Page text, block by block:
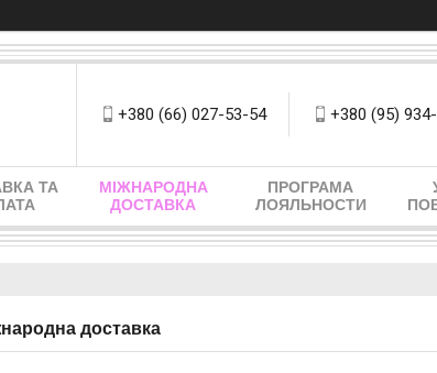
+380 (66) 027-53-54 +380 (95)
ТА
МІЖНАРОДНА
ДОСТАВКА
ПРОГРАМА
ЛОЯЛЬНОСТИ
доставка